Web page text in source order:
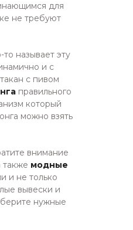
для
не требуют
называет эту
и с
с пивом
правильного
который
можно взять
внимание
также модные
и не только
вывески и
нужные